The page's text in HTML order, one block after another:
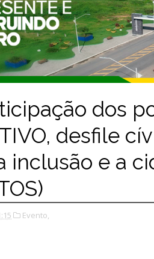
dos
desfile
inclusão e a
Evento,